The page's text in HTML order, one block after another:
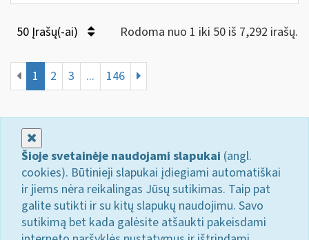
50 Įrašų(-ai) Rodoma nuo 1 iki 50 iš 7,292 irašų.
1 2 3 ... 146
Šioje svetainėje naudojami slapukai (angl.
cookies). Būtinieji slapukai įdiegiami automatiškai
ir jiems nėra reikalingas Jūsų sutikimas. Taip pat
galite sutikti ir su kitų slapukų naudojimu. Savo
sutikimą bet kada galėsite atšaukti pakeisdami